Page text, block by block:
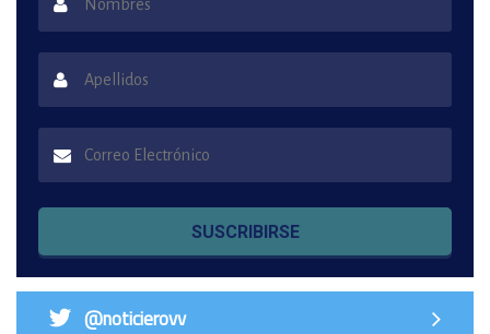
SUSCRIBIRSE
@noticierovv